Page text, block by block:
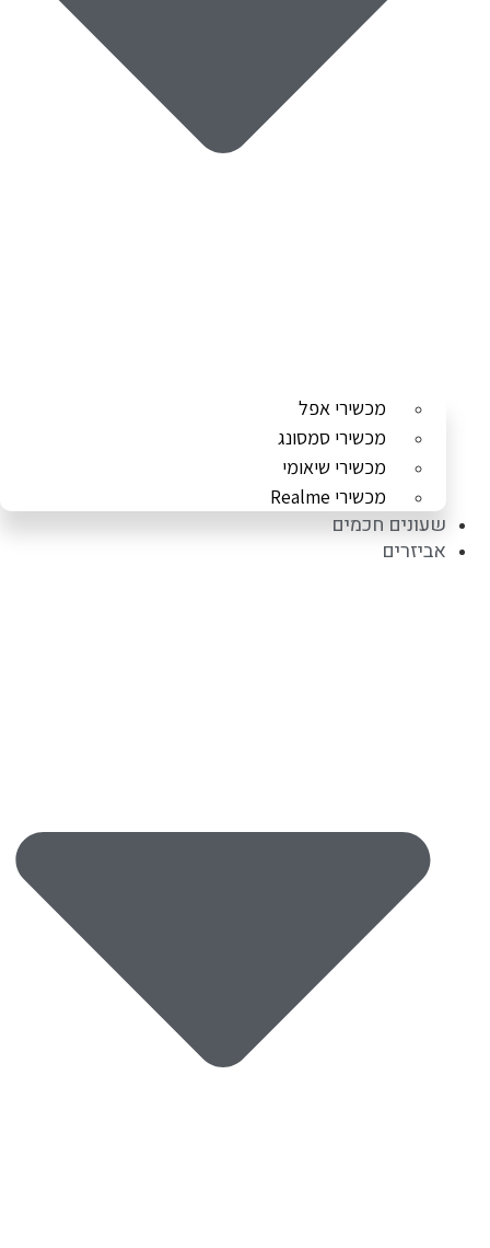
מכשירי אפל
מכשירי סמסונג
מכשירי שיאומי
מכשירי Realme
שעונים חכמים
אביזרים